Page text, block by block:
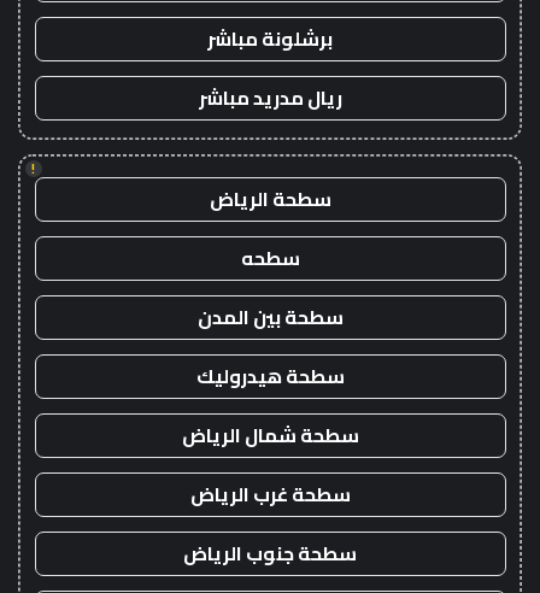
برشلونة مباشر
ريال مدريد مباشر
!
سطحة الرياض
سطحه
سطحة بين المدن
سطحة هيدروليك
سطحة شمال الرياض
سطحة غرب الرياض
سطحة جنوب الرياض